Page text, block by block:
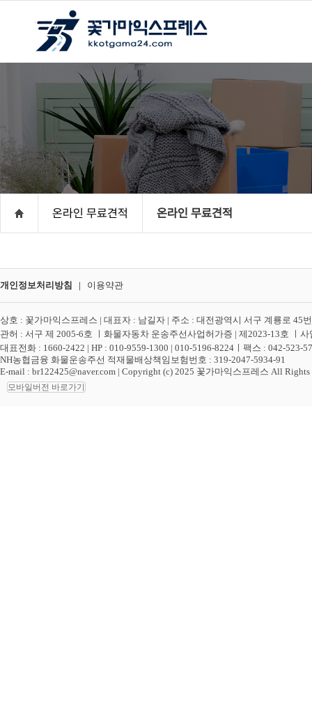
온라인 무료견적 온라인 무료견적
개인정보처리방침 | 이용약관
상호 : 꽃가마익스프레스 | 대표자 : 남길자 | 주소 : 대전광역시 서구 계룡로 45
관허 : 서구 제 2005-6호 ㅣ화물자동차 운송주선사업허가증 | 제2023-13호 ㅣ 사
대표전화 : 1660-2422 | HP : 010-9559-1300 | 010-5196-8224ㅣ팩스 : 042-523-
NH농협금융 화물운송주선 적재물배상책임보험번호 : 319-2047-5934-91
E-mail : br122425@naver.com | Copyright (c) 2025 꽃가마익스프레스 All Rights
모바일버전 바로가기